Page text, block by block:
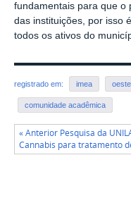
fundamentais para que o
das instituições, por isso
todos os ativos do
registrado em: imea
comunidade acadêmica
« Anterior Pesquisa da
Cannabis para tratamento